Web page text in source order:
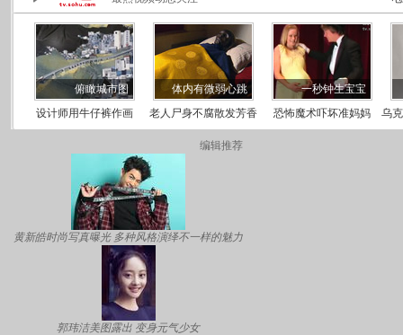
编辑推荐
黄新皓时尚写真曝光 多种风格演绎不一样的魅力
郭玮洁美图露出 变身元气少女